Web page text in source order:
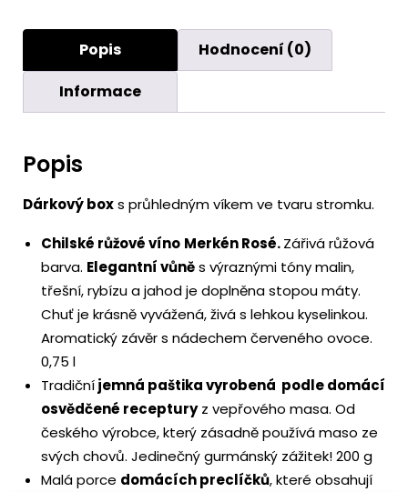
Popis
Hodnocení (0)
Informace
Popis
Dárkový boxs průhledným víkem ve tvaru stromku.
Chilské růžové víno Merkén Rosé.Zářivá růžová
barva. Elegantní vůněs výraznými tóny malin,
třešní, rybízu a jahod je doplněna stopou máty.
Chuť je krásně vyvážená, živá s lehkou kyselinkou.
Aromatický závěr s nádechem červeného ovoce.
0,75 l
Tradičníjemná paštika vyrobená podle domácí
osvědčené recepturyz vepřového masa. Od
českého výrobce, který zásadně používá maso ze
svých chovů. Jedinečný gurmánský zážitek! 200 g
Malá porce domácích preclíčků, které obsahují